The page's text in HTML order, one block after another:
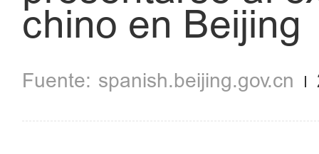
chino en Beijing
spanish.beijing.gov.cn